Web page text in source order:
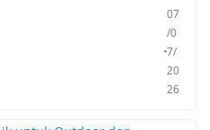
07
/0
7/
20
26